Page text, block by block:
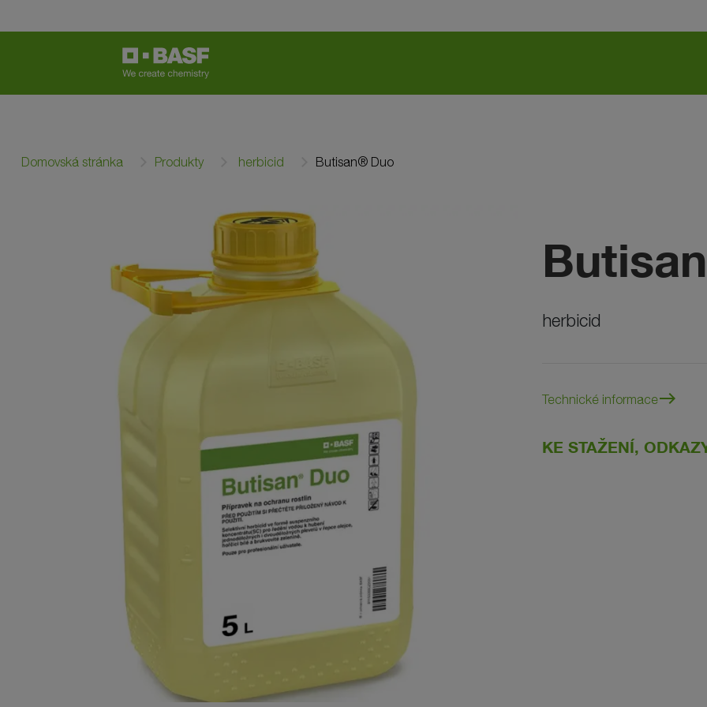
Domovská stránka Produkty herbicid Butisan® Duo
Butisan
herbicid
Technické informaceeast
KE STAŽENÍ,